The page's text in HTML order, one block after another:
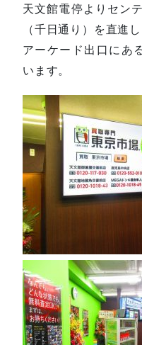
天文館電停よりセン
（千日通り）を直進し
アーケード出口にあ
います。